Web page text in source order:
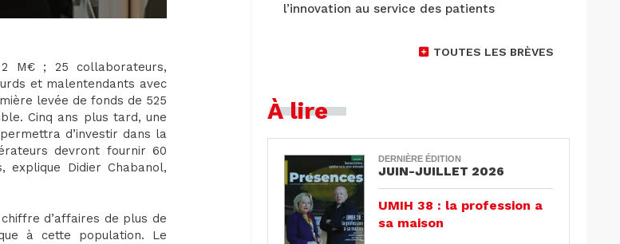
M€ ; 25 collaborateurs,
et malentendants avec
levée de fonds de 525
Cinq ans plus tard, une
d’investir dans la
devront fournir 60
explique Didier Chabanol,
d’affaires de plus de
à cette population. Le
l’innovation au service des patients
TOUTES LES BRÈVES
À lire
DERNIÈRE ÉDITION
JUIN-JUILLET 2026
UMIH 38 : la profession a
sa maison